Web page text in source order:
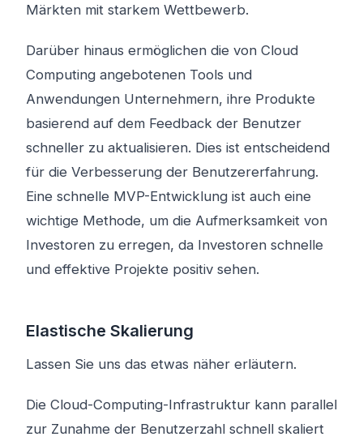
Märkten mit starkem Wettbewerb.
Darüber hinaus ermöglichen die von Cloud
Computing angebotenen Tools und
Anwendungen Unternehmern, ihre Produkte
basierend auf dem Feedback der Benutzer
schneller zu aktualisieren. Dies ist entscheidend
für die Verbesserung der Benutzererfahrung.
Eine schnelle MVP-Entwicklung ist auch eine
wichtige Methode, um die Aufmerksamkeit von
Investoren zu erregen, da Investoren schnelle
und effektive Projekte positiv sehen.
Elastische Skalierung
Lassen Sie uns das etwas näher erläutern.
Die Cloud-Computing-Infrastruktur kann parallel
zur Zunahme der Benutzerzahl schnell skaliert